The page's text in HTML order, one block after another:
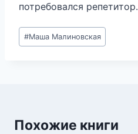
потребовался репетитор.
Метки
записи:
#Маша Малиновская
Похожие книги